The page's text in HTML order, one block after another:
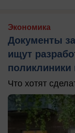
Экономика
Документы
ищут
Что хотят